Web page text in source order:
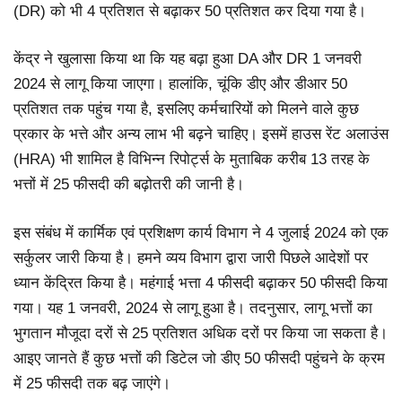
(DR) को भी 4 प्रतिशत से बढ़ाकर 50 प्रतिशत कर दिया गया है।
केंद्र ने खुलासा किया था कि यह बढ़ा हुआ DA और DR 1 जनवरी
2024 से लागू किया जाएगा। हालांकि, चूंकि डीए और डीआर 50
प्रतिशत तक पहुंच गया है, इसलिए कर्मचारियों को मिलने वाले कुछ
प्रकार के भत्ते और अन्य लाभ भी बढ़ने चाहिए। इसमें हाउस रेंट अलाउंस
(HRA) भी शामिल है विभिन्न रिपोर्ट्स के मुताबिक करीब 13 तरह के
भत्तों में 25 फीसदी की बढ़ोतरी की जानी है।
इस संबंध में कार्मिक एवं प्रशिक्षण कार्य विभाग ने 4 जुलाई 2024 को एक
सर्कुलर जारी किया है। हमने व्यय विभाग द्वारा जारी पिछले आदेशों पर
ध्यान केंद्रित किया है। महंगाई भत्ता 4 फीसदी बढ़ाकर 50 फीसदी किया
गया। यह 1 जनवरी, 2024 से लागू हुआ है। तदनुसार, लागू भत्तों का
भुगतान मौजूदा दरों से 25 प्रतिशत अधिक दरों पर किया जा सकता है।
आइए जानते हैं कुछ भत्तों की डिटेल जो डीए 50 फीसदी पहुंचने के क्रम
में 25 फीसदी तक बढ़ जाएंगे।